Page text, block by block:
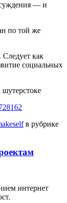
— и
по той же
как
социальных
в рубрике
интернет